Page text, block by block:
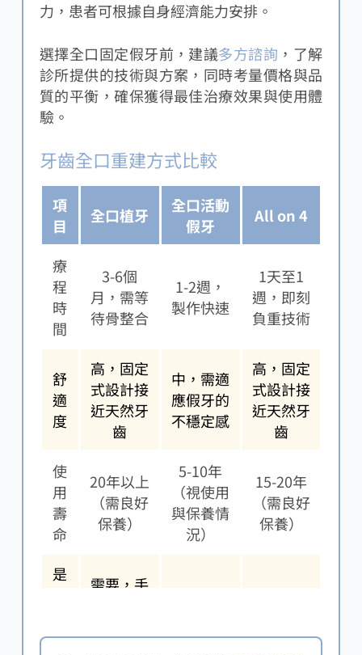
力，患者可根據自身經濟能力安排。
選擇全口固定假牙前，建議多方諮詢 ，了解
診所提供的技術與方案，同時考量價格與品
質的平衡，確保獲得最佳治療效果與使用體
驗。
牙齒全口重建方式比較
項
目
全口植牙
全口活動
假牙
All on 4
療
程
時
間
3-6個
月，需等
待骨整合
1-2週，
製作快速
1天至1
週，即刻
負重技術
舒
適
度
高，固定
式設計接
近天然牙
齒
中，需適
應假牙的
不穩定感
高，固定
式設計接
近天然牙
齒
使
用
壽
命
20年以上
（需良好
保養）
5-10年
（視使用
與保養情
況）
15-20年
（需良好
保養）
是
手
需要，手
較低